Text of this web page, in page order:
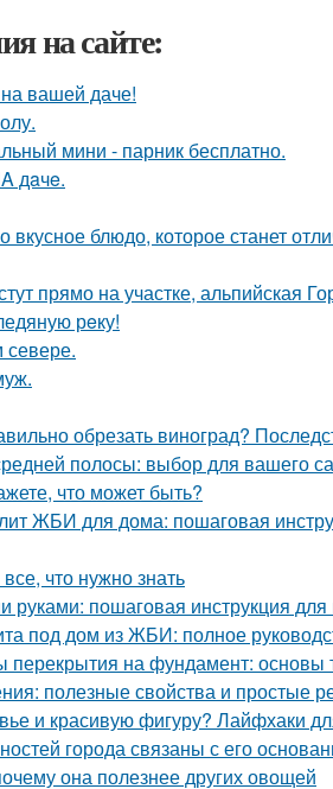
на сайте:
вашей даче!
мини - парник бесплатно.
дaчe.
вкусное блюдо, которое станет
прямо на участке, альпийская
рeку!
севере.
обрезать виноград?
полосы: выбор для вашего
что может быть?
ЖБИ для дома: пошаговая
что нужно знать
руками: пошаговая инструкция
под дом из ЖБИ: полное
перекрытия на фундамент: основы
полезные свойства и простые
и красивую фигуру? Лайфхаки
города связаны с его
она полезнее других овощей